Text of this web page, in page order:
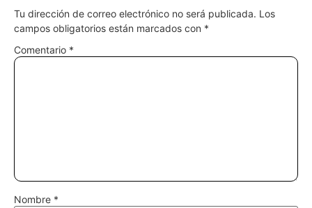
Tu dirección de correo electrónico no será publicada. Los
campos obligatorios están marcados con *
Comentario *
Nombre *